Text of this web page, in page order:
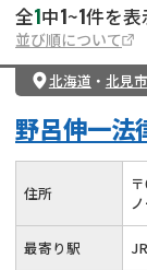
全1中1~1件を表
並び順について
北海道 ・ 北見市
野呂伸一法
住所 〒
最寄り駅